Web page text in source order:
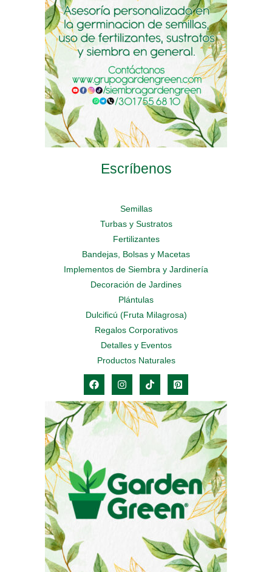
chosen
on
the
product
page
chosen
on
product
page
chosen
on
the
product
page
Escríbenos
Semillas
Turbas y Sustratos
Fertilizantes
Bandejas, Bolsas y Macetas
Implementos de Siembra y Jardinería
Decoración de Jardines
Plántulas
Dulcificú (Fruta Milagrosa)
Regalos Corporativos
Detalles y Eventos
Productos Naturales